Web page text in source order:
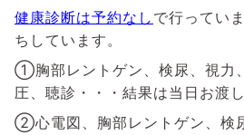
健康診断は予約なし で行ってい
ちしています。
①胸部レントゲン、検尿、視力
圧、聴診・・・結果は当日お渡し
②心電図、胸部レントゲン、検